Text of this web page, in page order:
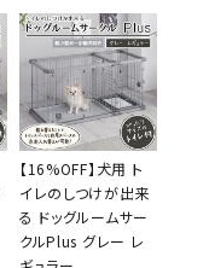
【16%OFF】犬用 ト
イレのしつけが出来
る ドッグルームサー
クルPlus グレー レ